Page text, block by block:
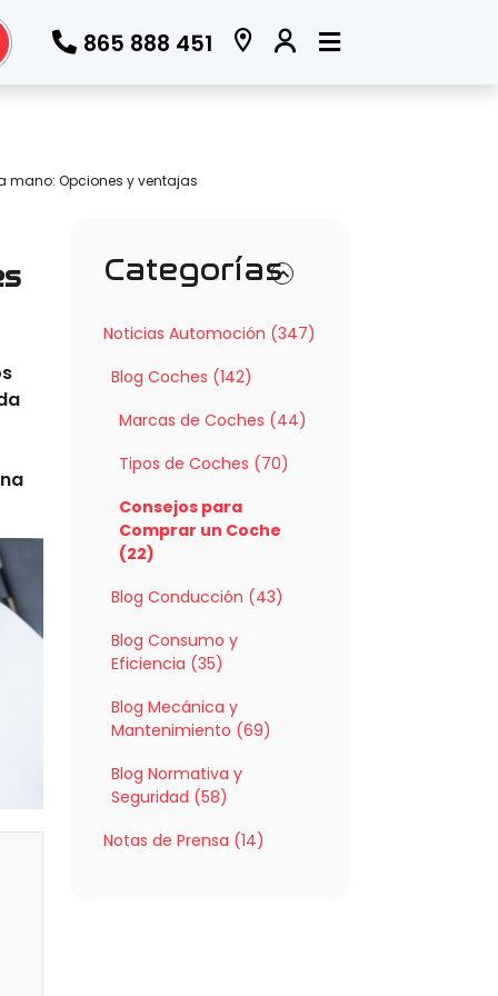
865 888 451
Opciones y ventajas
Categorías
Noticias Automoción (347)
Blog Coches (142)
Marcas de Coches (44)
Tipos de Coches (70)
Consejos para
Comprar un Coche
(22)
Blog Conducción (43)
Blog Consumo y
Eficiencia (35)
Blog Mecánica y
Mantenimiento (69)
Blog Normativa y
Seguridad (58)
Notas de Prensa (14)